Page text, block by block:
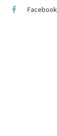
Facebook